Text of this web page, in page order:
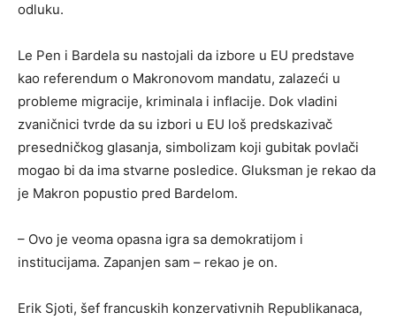
odluku.
Le Pen i Bardela su nastojali da izbore u EU predstave
kao referendum o Makronovom mandatu, zalazeći u
probleme migracije, kriminala i inflacije. Dok vladini
zvaničnici tvrde da su izbori u EU loš predskazivač
presedničkog glasanja, simbolizam koji gubitak povlači
mogao bi da ima stvarne posledice. Gluksman je rekao da
je Makron popustio pred Bardelom.
– Ovo je veoma opasna igra sa demokratijom i
institucijama. Zapanjen sam – rekao je on.
Erik Sjoti, šef francuskih konzervativnih Republikanaca,